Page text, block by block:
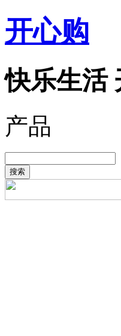
开心购
快乐生活
产品
搜索